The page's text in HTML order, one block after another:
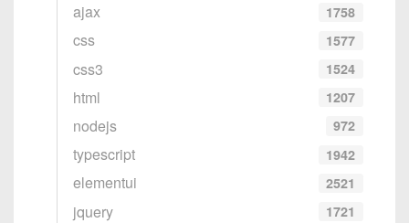
ajax 1758
css 1577
css3 1524
html 1207
nodejs 972
typescript 1942
elementui 2521
jquery 1721